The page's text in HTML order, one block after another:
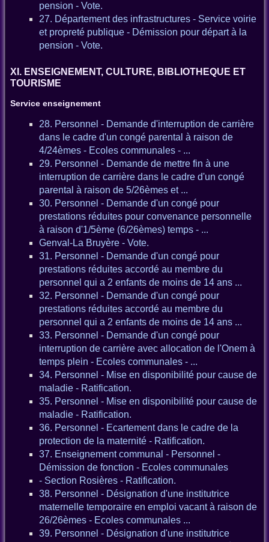
pension - Vote.
27. Département des infrastructures - Service voirie
et propreté publique - Démission pour départ à la
pension - Vote.
XI. ENSEIGNEMENT, CULTURE, BIBLIOTHEQUE ET
TOURISME
Service enseignement
28. Personnel - Demande d'interruption de carrière
dans le cadre d'un congé parental à raison de
4/24èmes - Ecoles communales - ...
29. Personnel - Demande de mettre fin à une
interruption de carrière dans le cadre d'un congé
parental à raison de 5/26èmes et ...
30. Personnel - Demande d'un congé pour
prestations réduites pour convenance personnelle
à raison d'1/5ème (6/26èmes) temps - ...
Genval-La Bruyère - Vote.
31. Personnel - Demande d'un congé pour
prestations réduites accordé au membre du
personnel qui a 2 enfants de moins de 14 ans ...
32. Personnel - Demande d'un congé pour
prestations réduites accordé au membre du
personnel qui a 2 enfants de moins de 14 ans ...
33. Personnel - Demande d'un congé pour
interruption de carrière avec allocation de l'Onem à
temps plein - Ecoles communales - ...
34. Personnel - Mise en disponibilité pour cause de
maladie - Ratification.
35. Personnel - Mise en disponibilité pour cause de
maladie - Ratification.
36. Personnel - Ecartement dans le cadre de la
protection de la maternité - Ratification.
37. Enseignement communal - Personnel -
Démission de fonction - Ecoles communales
- Section Rosières - Ratification.
38. Personnel - Désignation d'une institutrice
maternelle temporaire en emploi vacant à raison de
26/26èmes - Ecoles communales ...
39. Personnel - Désignation d'une institutrice